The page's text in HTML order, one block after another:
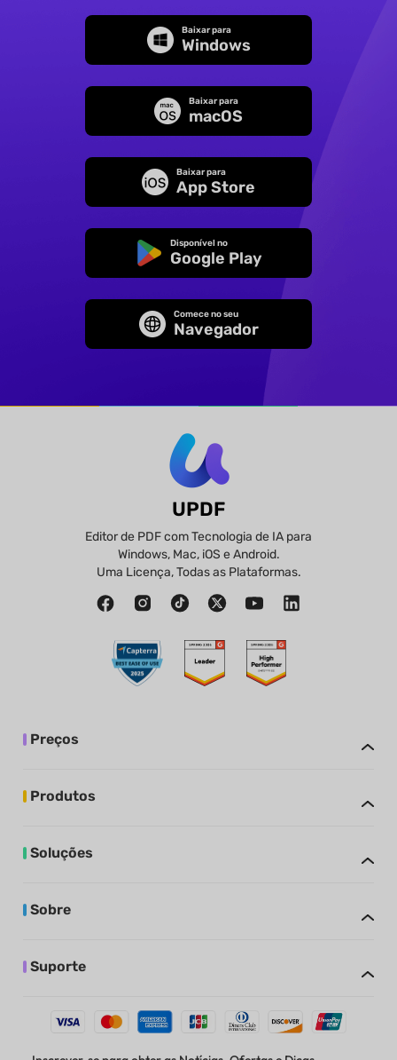
Baixar para
Windows
Baixar para
macOS
Baixar para
App Store
Disponível no
Google Play
Comece no seu
Navegador
UPDF
Editor de PDF com Tecnologia de IA para
Windows, Mac, iOS e Android.
Uma Licença, Todas as Plataformas.
Preços
Produtos
Soluções
Sobre
Suporte